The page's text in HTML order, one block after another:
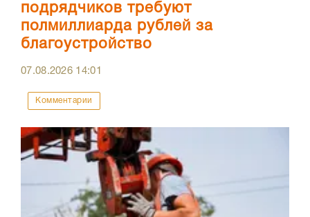
подрядчиков требуют
полмиллиарда рублей за
благоустройство
07.08.2026 14:01
Комментарии